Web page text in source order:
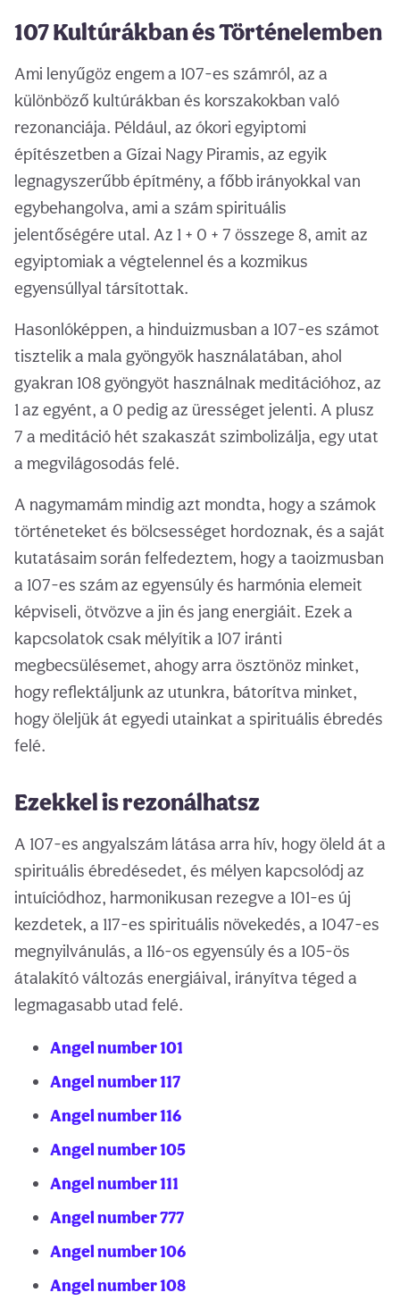
107 Kultúrákban és Történelemben
Ami lenyűgöz engem a 107-es számról, az a
különböző kultúrákban és korszakokban való
rezonanciája. Például, az ókori egyiptomi
építészetben a Gízai Nagy Piramis, az egyik
legnagyszerűbb építmény, a főbb irányokkal van
egybehangolva, ami a szám spirituális
jelentőségére utal. Az 1 + 0 + 7 összege 8, amit az
egyiptomiak a végtelennel és a kozmikus
egyensúllyal társítottak.
Hasonlóképpen, a hinduizmusban a 107-es számot
tisztelik a mala gyöngyök használatában, ahol
gyakran 108 gyöngyöt használnak meditációhoz, az
1 az egyént, a 0 pedig az ürességet jelenti. A plusz
7 a meditáció hét szakaszát szimbolizálja, egy utat
a megvilágosodás felé.
A nagymamám mindig azt mondta, hogy a számok
történeteket és bölcsességet hordoznak, és a saját
kutatásaim során felfedeztem, hogy a taoizmusban
a 107-es szám az egyensúly és harmónia elemeit
képviseli, ötvözve a jin és jang energiáit. Ezek a
kapcsolatok csak mélyítik a 107 iránti
megbecsülésemet, ahogy arra ösztönöz minket,
hogy reflektáljunk az utunkra, bátorítva minket,
hogy öleljük át egyedi utainkat a spirituális ébredés
felé.
Ezekkel is rezonálhatsz
A 107-es angyalszám látása arra hív, hogy öleld át a
spirituális ébredésedet, és mélyen kapcsolódj az
intuíciódhoz, harmonikusan rezegve a 101-es új
kezdetek, a 117-es spirituális növekedés, a 1047-es
megnyilvánulás, a 116-os egyensúly és a 105-ös
átalakító változás energiáival, irányítva téged a
legmagasabb utad felé.
Angel number 101
Angel number 117
Angel number 116
Angel number 105
Angel number 111
Angel number 777
Angel number 106
Angel number 108